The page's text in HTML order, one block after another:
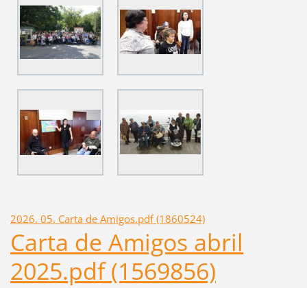
2026. 05. Carta de Amigos.pdf (1860524)
Carta de Amigos abril
2025.pdf (1569856)